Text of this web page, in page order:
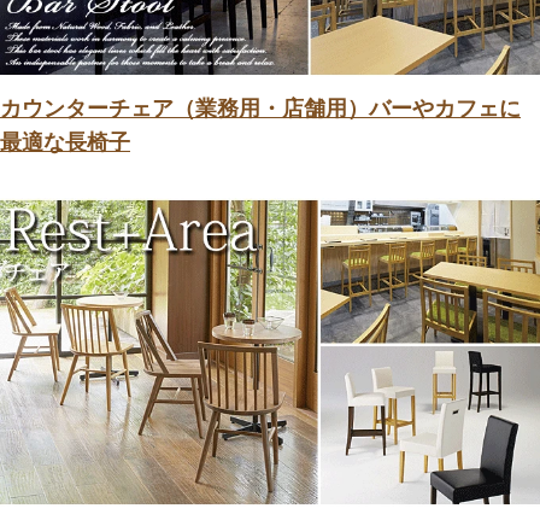
カウンターチェア（業務用・店舗用）バーやカフェに
最適な長椅子